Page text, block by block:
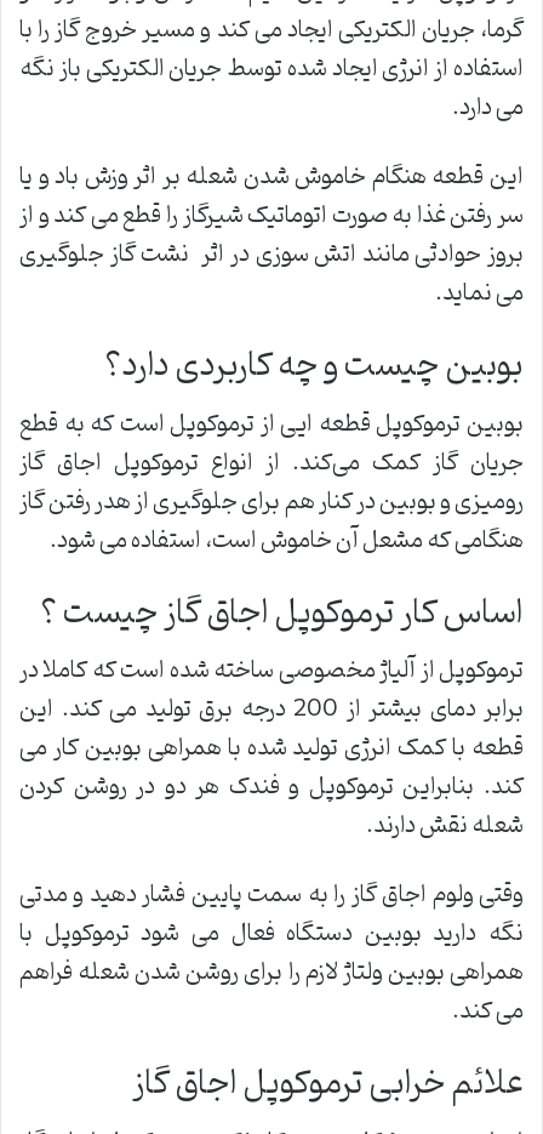
گرما، جریان الکتریکی ایجاد می کند و مسیر خروج گاز را با
استفاده از انرژی ایجاد شده توسط جریان الکتریکی باز نگه
می‌ دارد.
این قطعه هنگام خاموش شدن شعله بر اثر وزش باد و یا
سر رفتن غذا به صورت اتوماتیک شیرگاز را قطع می کند و از
بروز حوادثی مانند اتش سوزی در اثر نشت گاز جلوگیری
می نماید.
بوبین چیست و چه کاربردی دارد؟
بوبین ترموکوپل قطعه ایی از ترموکوپل است که به قطع
جریان گاز کمک می‌کند. از انواع ترموکوپل اجاق گاز
رومیزی و بوبین در کنار هم برای جلوگیری از هدر رفتن گاز
هنگامی که مشعل آن خاموش است، استفاده می شود.
اساس کار ترموکوپل اجاق گاز چیست ؟
ترموکوپل از آلیاژ مخصوصی ساخته شده است که کاملا در
برابر دمای بیشتر از 200 درجه برق تولید می کند. این
قطعه با کمک انرژی تولید شده با همراهی بوبین کار می
کند. بنابراین ترموکوپل و فندک هر دو در روشن کردن
شعله نقش دارند.
وقتی ولوم اجاق گاز را به سمت پایین فشار دهید و مدتی
نگه دارید بوبین دستگاه فعال می شود ترموکوپل با
همراهی بوبین ولتاژ لازم را برای روشن شدن شعله فراهم
می کند.
علائم خرابی ترموکوپل اجاق گاز